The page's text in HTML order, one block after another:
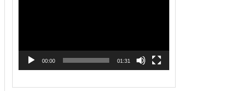
00:00 01:31